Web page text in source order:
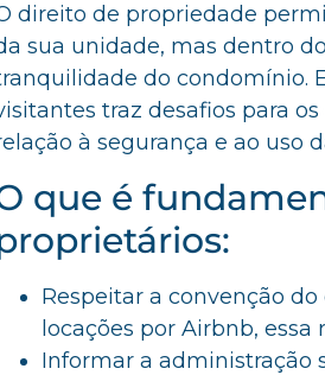
direito de propriedade
sua unidade, mas dentro
do condomínio.
traz desafios para
à segurança e ao uso
que é
Respeitar a convenção
locações por Airbnb, essa
Informar a administração